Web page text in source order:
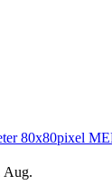
80x80pixel
Aug.